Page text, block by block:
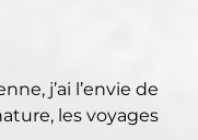
j’ai l’envie de
les voyages